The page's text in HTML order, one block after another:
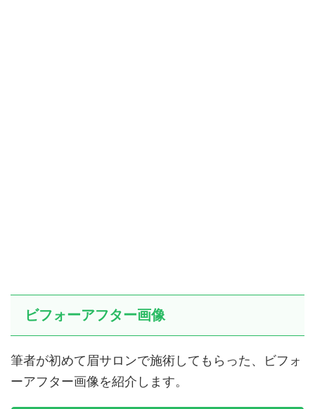
ビフォーアフター画像
筆者が初めて眉サロンで施術してもらった、ビフォ
ーアフター画像を紹介します。